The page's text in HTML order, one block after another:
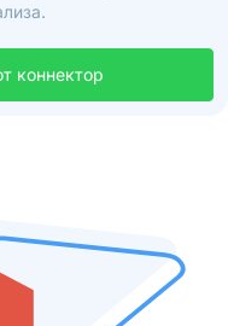
коннектор